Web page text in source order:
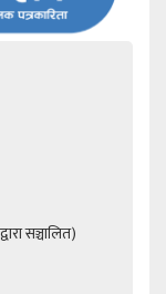
सञ्चालित)